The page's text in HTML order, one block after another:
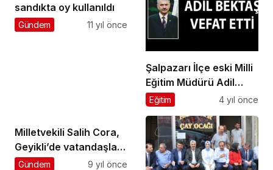
sandıkta oy kullanıldı
Gündem 11 yıl önce
Şalpazarı İlçe eski Milli
Eğitim Müdürü Adil
Bektaş vefat etti
Eğitim 4 yıl önce
Milletvekili Salih Cora,
Geyikli’de vatandaşlara
seslendi
Gündem 9 yıl önce